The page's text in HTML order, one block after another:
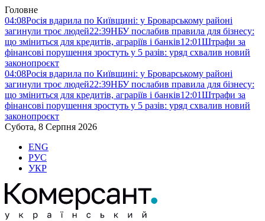
Головне
04:08Росія вдарила по Київщині: у Броварському районі
загинули троє людей22:39НБУ послабив правила для бізнесу:
що зміниться для кредитів, аграріїв і банків12:01Штрафи за
фінансові порушення зростуть у 5 разів: уряд схвалив новий
законопроєкт
04:08Росія вдарила по Київщині: у Броварському районі
загинули троє людей22:39НБУ послабив правила для бізнесу:
що зміниться для кредитів, аграріїв і банків12:01Штрафи за
фінансові порушення зростуть у 5 разів: уряд схвалив новий
законопроєкт
Субота, 8 Серпня 2026
ENG
РУС
УКР